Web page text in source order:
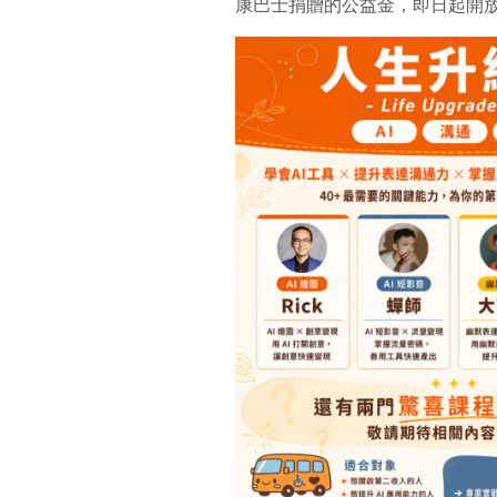
康巴士捐贈的公益金，即日起開